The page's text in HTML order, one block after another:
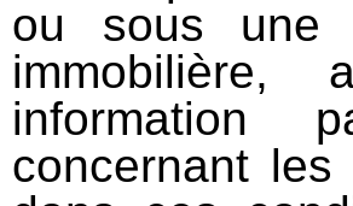
ou sous une
information
concernant